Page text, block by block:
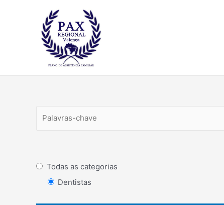
Todas as categorias
Dentistas